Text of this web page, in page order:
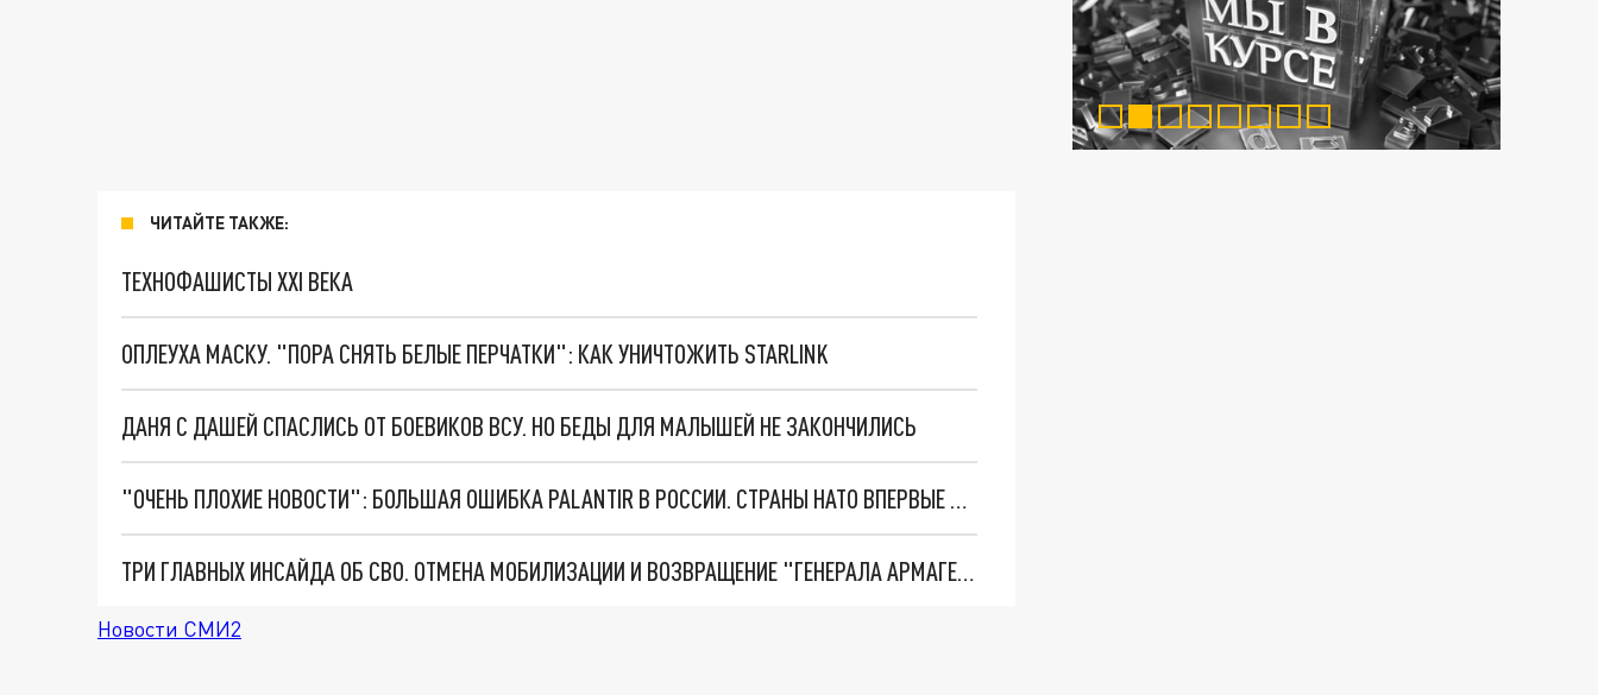
ЧИТАЙТЕ ТАКЖЕ:
ТЕХНОФАШИСТЫ XXI ВЕКА
ОПЛЕУХА МАСКУ. "ПОРА СНЯТЬ БЕЛЫЕ ПЕРЧАТКИ": КАК УНИЧТОЖИТЬ STARLINK
ДАНЯ С ДАШЕЙ СПАСЛИСЬ ОТ БОЕВИКОВ ВСУ. НО БЕДЫ ДЛЯ МАЛЫШЕЙ НЕ ЗАКОНЧИЛИСЬ
"ОЧЕНЬ ПЛОХИЕ НОВОСТИ": БОЛЬШАЯ ОШИБКА PALANTIR В РОССИИ. СТРАНЫ НАТО ВПЕРВЫЕ ЗА СВО ОСТАНОВИЛИ ПОСТАВКИ ОРУЖИЯ. ВСУ ТЕРЯЮТ ПРИГРАНИЧЬЕ?
ТРИ ГЛАВНЫХ ИНСАЙДА ОБ СВО. ОТМЕНА МОБИЛИЗАЦИИ И ВОЗВРАЩЕНИЕ "ГЕНЕРАЛА АРМАГЕДДОНА"? ОТЛИЧНЫЕ НОВОСТИ, КОТОРЫЕ ЖДАЛИ ВСЕ
Новости СМИ2